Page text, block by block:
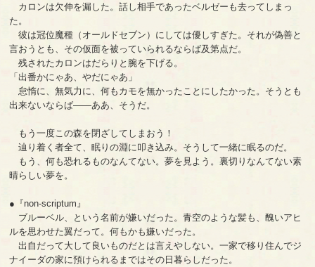
カロンは欠伸を漏した。話し相手であったベルゼーも去ってしまっ
た。
彼は冠位魔種（オールドセブン）にしては優しすぎた。それが偽善と
言おうとも、その仮面を被っていられるならば及第点だ。
残されたカロンはだらりと腕を下げる。
「出番かにゃあ、やだにゃあ」
怠惰に、無気力に、何もカモを無かったことにしたかった。そうとも
出来ないならば――ああ、そうだ。
もう一度この森を閉ざしてしまおう！
辿り着く者全て、眠りの淵に叩き込み。そうして一緒に眠るのだ。
もう、何も恐れるものなんてない。夢を見よう。裏切りなんてない素
晴らしい夢を。
●『non-scriptum』
ブルーベル、という名前が嫌いだった。青空のような髪も、醜いアヒ
ルを思わせた翼だって。何もかも嫌いだった。
出自だって大して良いものだとは言えやしない。一家で移り住んでジ
ナイーダの家に預けられるまではその日暮らしだった。